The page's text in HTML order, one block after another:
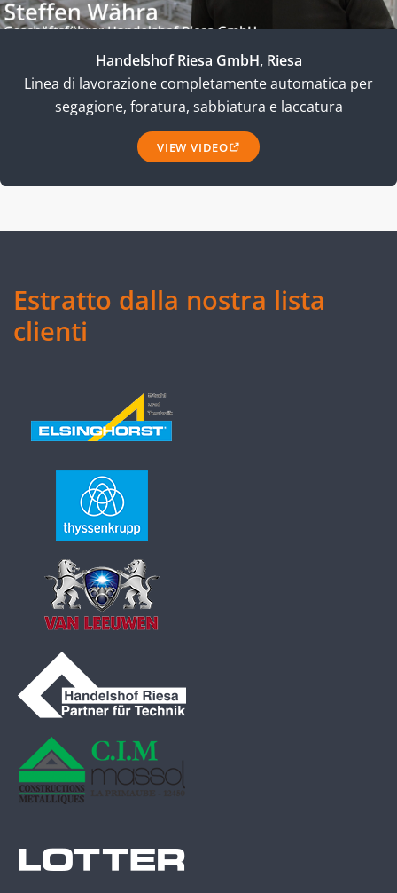
Handelshof Riesa GmbH, Riesa
Linea di lavorazione completamente automatica per
segagione, foratura, sabbiatura e laccatura
VIEW VIDEO
Estratto dalla nostra lista
clienti